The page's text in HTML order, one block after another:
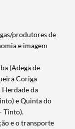
produtores de
e imagem
(Adega de
Coriga
Herdade da
e Quinta do
Tinto).
e o transporte